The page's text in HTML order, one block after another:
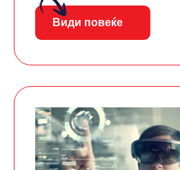
Види повеќе